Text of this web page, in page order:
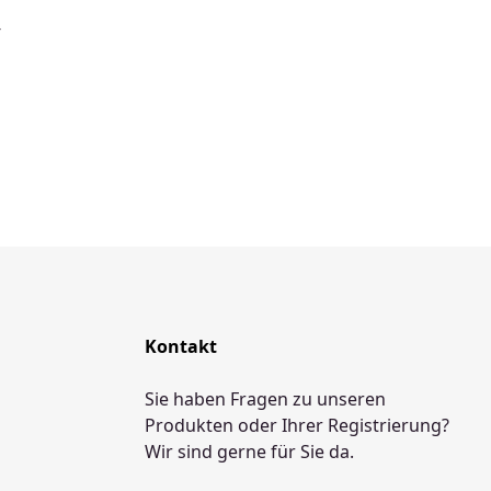
Kontakt
Sie haben Fragen zu unseren
Produkten oder Ihrer Registrierung?
Wir sind gerne für Sie da.